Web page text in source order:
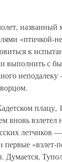
«птичкой-
к
выполнить с
плацу,
вновь
летчиков
«взлет-
Думается,